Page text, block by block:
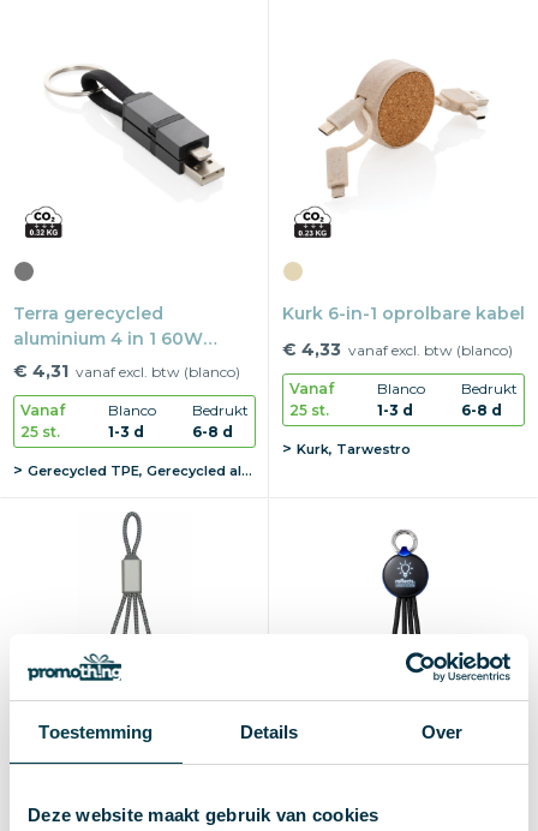
Toestemming Details Over
Deze website maakt gebruik van cookies
Terra gerecycled
aluminium 4 in 1 60W
snellaadkabel
€ 4,31 vanaf excl. btw (blanco)
Vanaf
25 st.
Blanco
1-3 d
Bedrukt
6-8 d
Gerecycled TPE, Gerecycled aluminiumlegering
Kurk 6-in-1 oprolbare kabel
€ 4,33 vanaf excl. btw (blanco)
Vanaf
25 st.
Blanco
1-3 d
Bedrukt
6-8 d
Kurk, Tarwestro
BrandCharger Trident 2
3-in-1 oplaadkabel met